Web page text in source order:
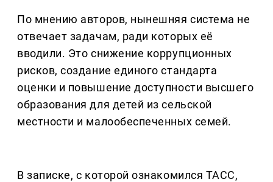
По мнению авторов, нынешняя система не
отвечает задачам, ради которых её
вводили. Это снижение коррупционных
рисков, создание единого стандарта
оценки и повышение доступности высшего
образования для детей из сельской
местности и малообеспеченных семей.
В записке, с которой ознакомился ТАСС,